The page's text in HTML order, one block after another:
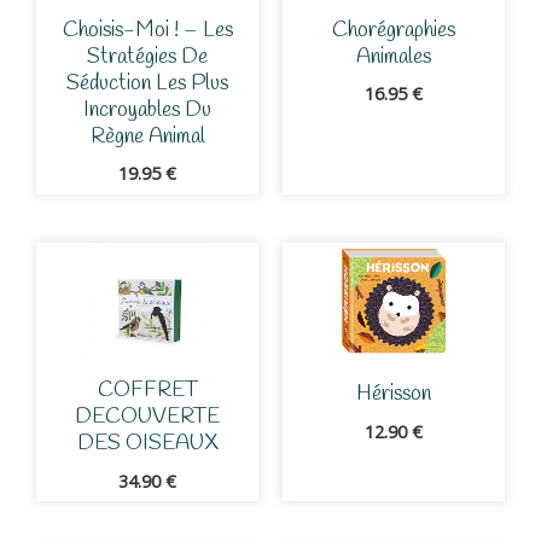
Choisis-Moi ! – Les
Stratégies De
Séduction Les Plus
Incroyables Du
Règne Animal
19.95€
Chorégraphies
Animales
16.95€
COFFRET
DECOUVERTE
DES OISEAUX
34.90€
Hérisson
12.90€